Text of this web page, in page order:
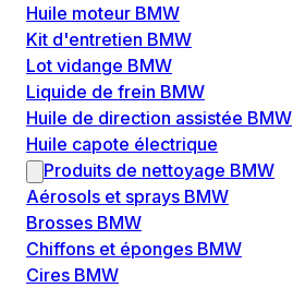
Huile moteur BMW
Kit d'entretien BMW
Lot vidange BMW
Liquide de frein BMW
Huile de direction assistée BMW
Huile capote électrique
Produits de nettoyage BMW
Aérosols et sprays BMW
Brosses BMW
Chiffons et éponges BMW
Cires BMW